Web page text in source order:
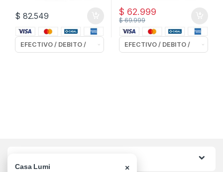
$ 82.549 $ 62.999
$69.999
Casa Lumi ×